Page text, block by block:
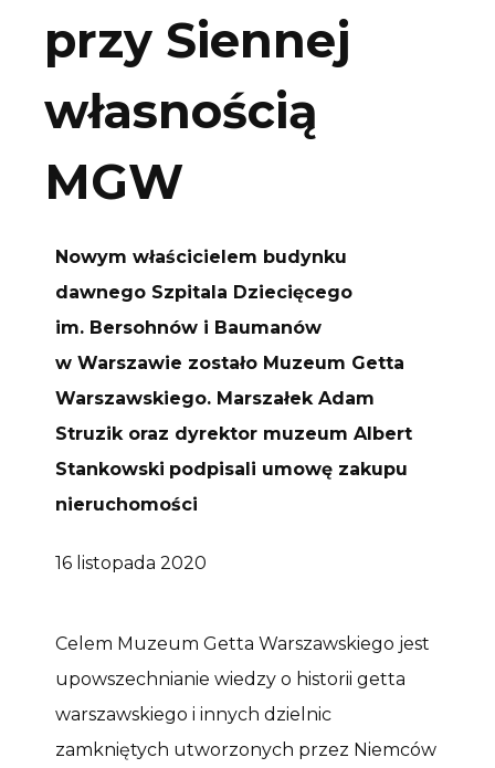
przy Siennej
własnością
MGW
Nowym właścicielem budynku
dawnego Szpitala Dziecięcego
im. Bersohnów i Baumanów
w Warszawie zostało Muzeum Getta
Warszawskiego. Marszałek Adam
Struzik oraz dyrektor muzeum Albert
Stankowski podpisali umowę zakupu
nieruchomości
16 listopada 2020
Celem Muzeum Getta Warszawskiego jest
upowszechnianie wiedzy o historii getta
warszawskiego i innych dzielnic
zamkniętych utworzonych przez Niemców